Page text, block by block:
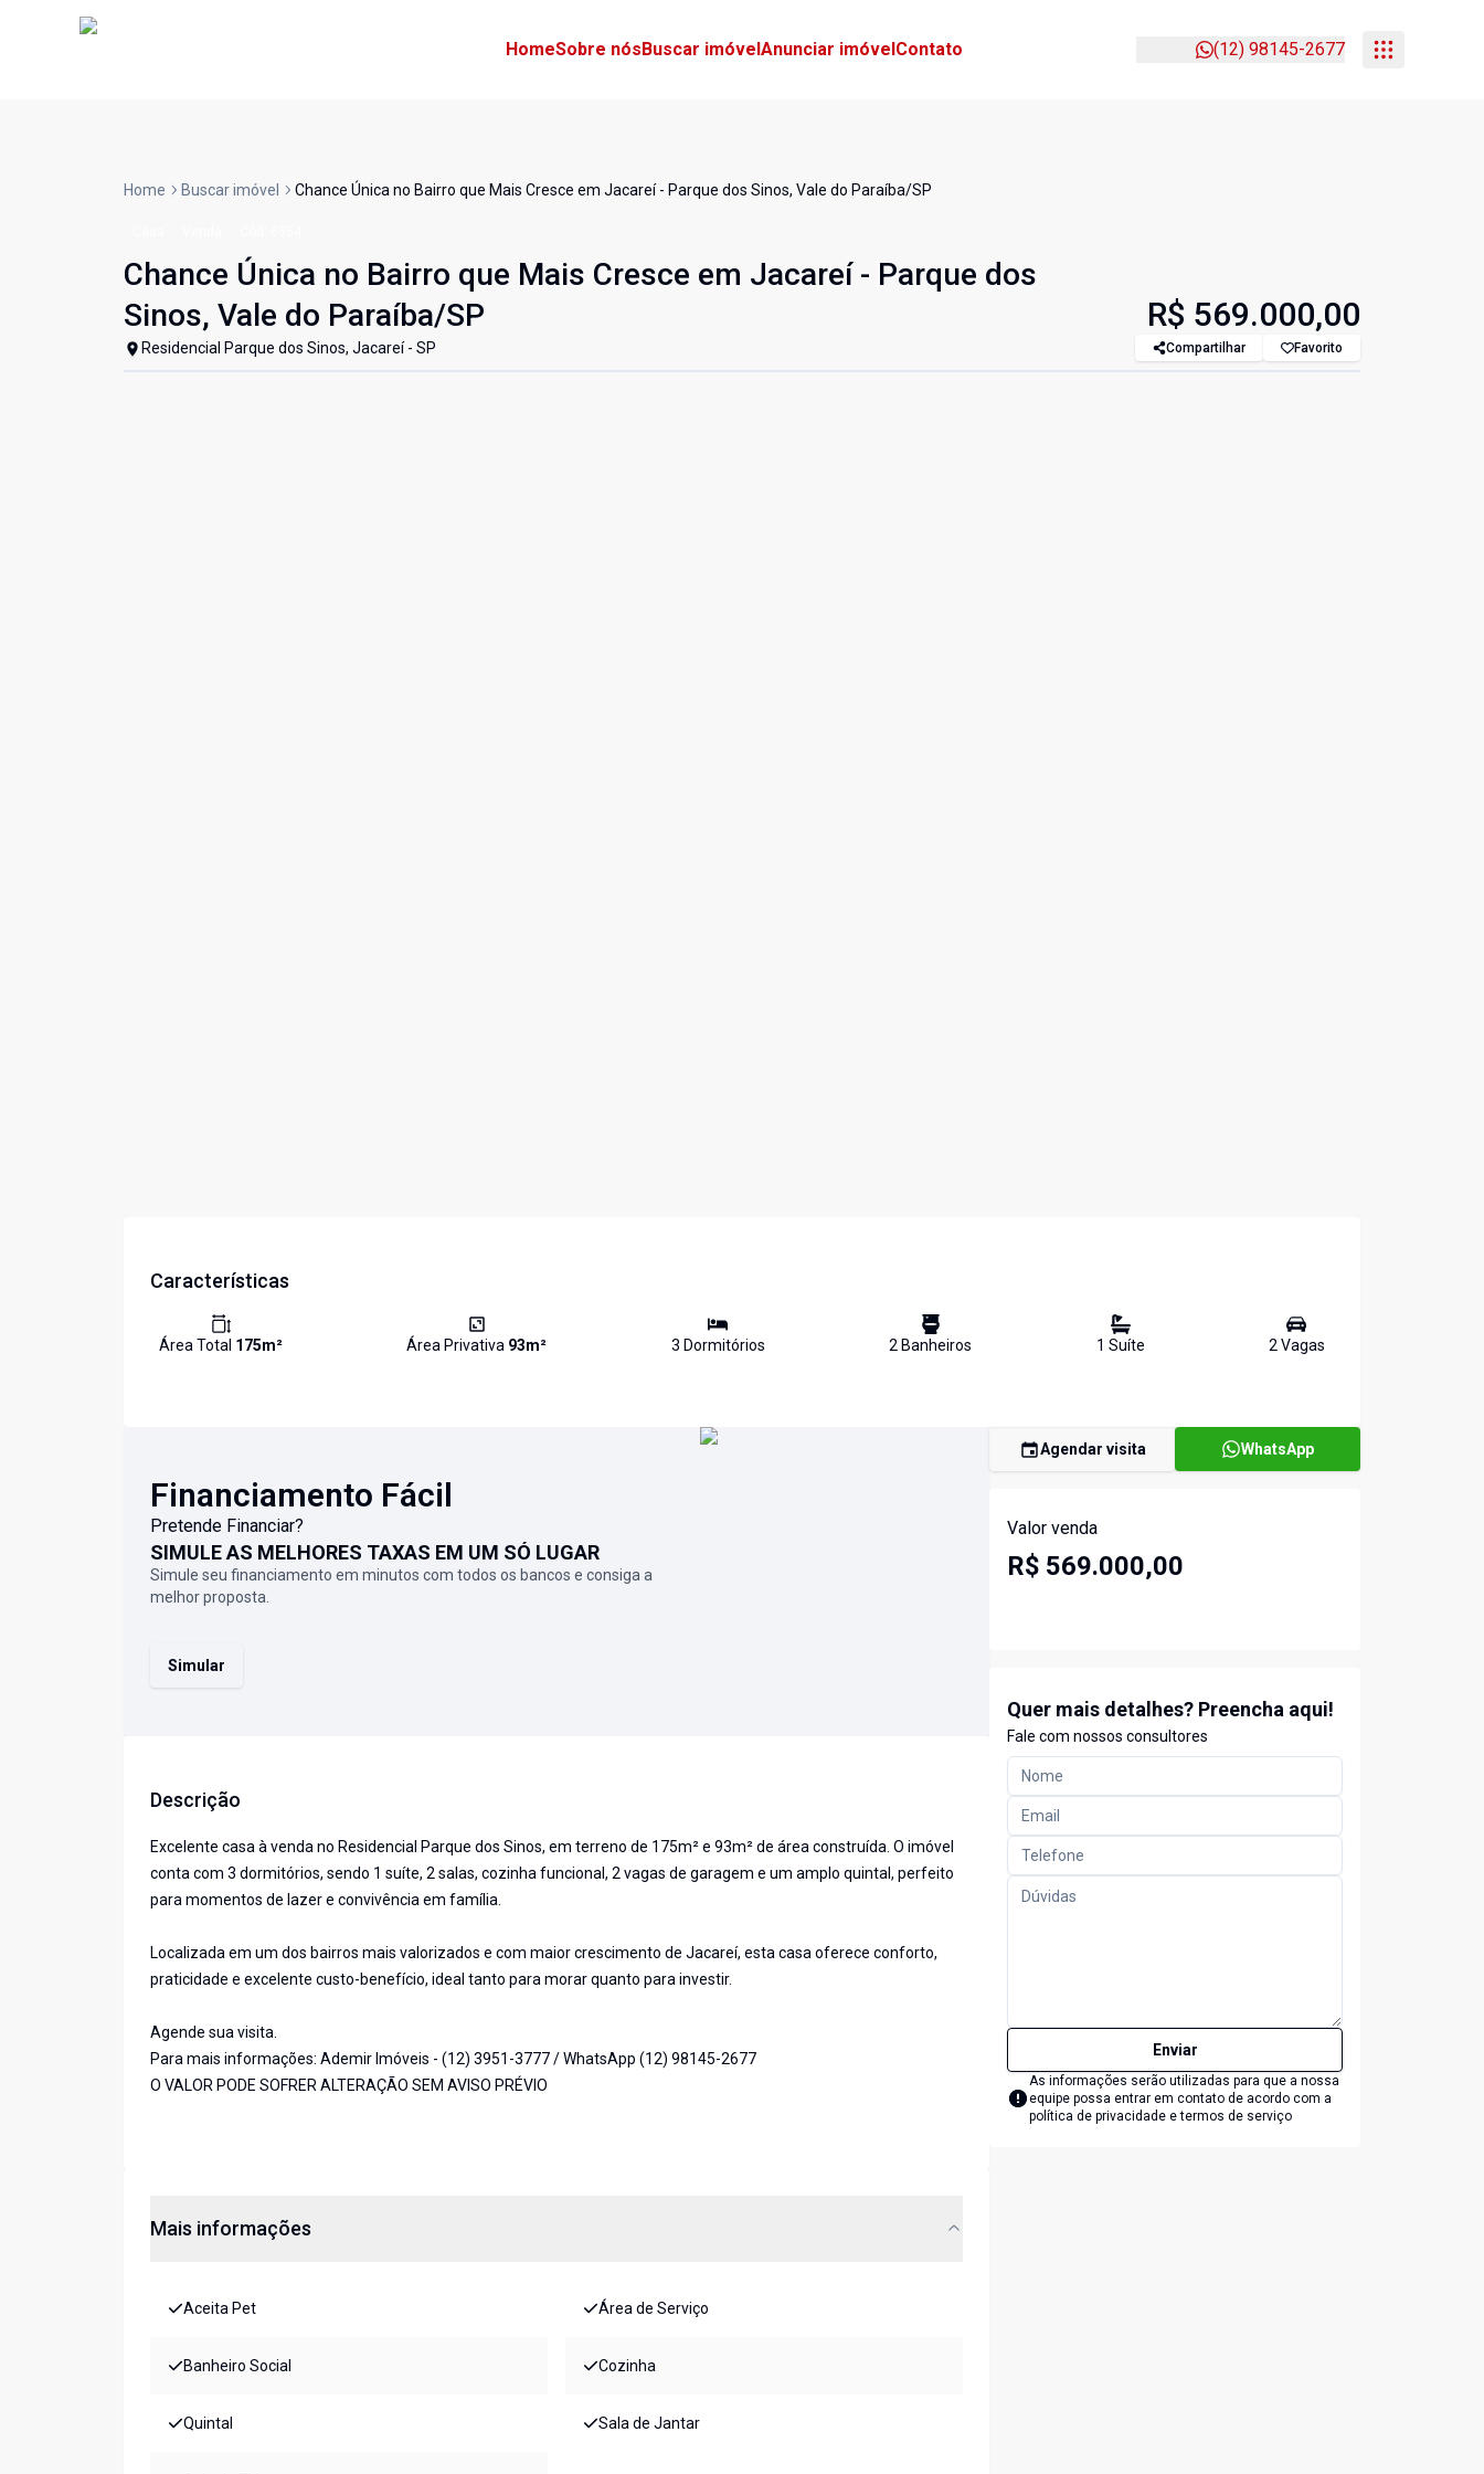
HomeSobre nósBuscar imóvelAnunciar imóvelContato (12) 98145-2677
Home Buscar imóvel Chance Única no Bairro que Mais Cresce em Jacareí - Parque dos Sinos, Vale do Paraíba/SP
Chance Única no Bairro que Mais Cresce em Jacareí - Parque dos
Sinos, Vale do Paraíba/SP
Residencial Parque dos Sinos, Jacareí - SP
R$ 569.000,00
Compartilhar Favorito
Características
Área Total 175m² Área Privativa 93m² 3 Dormitórios 2 Banheiros 1 Suíte 2Vagas
Financiamento Fácil
Pretende Financiar?
SIMULE AS MELHORES TAXAS EM UM SÓ LUGAR
Simule seu financiamento em minutos com todos os bancos e consiga a
melhor proposta.
Simular
Descrição
Excelente casa à venda no Residencial Parque dos Sinos, em terreno de 175m² e 93m² de área construída. O imóvel
conta com 3 dormitórios, sendo 1 suíte, 2 salas, cozinha funcional, 2 vagas de garagem e um amplo quintal, perfeito
para momentos de lazer e convivência em família.
Localizada em um dos bairros mais valorizados e com maior crescimento de Jacareí, esta casa oferece conforto,
praticidade e excelente custo-benefício, ideal tanto para morar quanto para investir.
Agende sua visita.
Para mais informações: Ademir Imóveis - (12) 3951-3777 / WhatsApp (12) 98145-2677
O VALOR PODE SOFRER ALTERAÇÃO SEM AVISO PRÉVIO
Mais informações
Aceita Pet Área de Serviço
Banheiro Social Cozinha
Quintal Sala de Jantar
Agendar visita WhatsApp
Valor venda
R$ 569.000,00
Quer mais detalhes? Preencha aqui!
Fale com nossos consultores
Enviar
As informações serão utilizadas para que a nossa
equipe possa entrar em contato de acordo com a
política de privacidade e termos de serviço